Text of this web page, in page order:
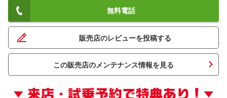
無料電話
販売店のレビューを投稿する
この販売店のメンテナンス情報を見る